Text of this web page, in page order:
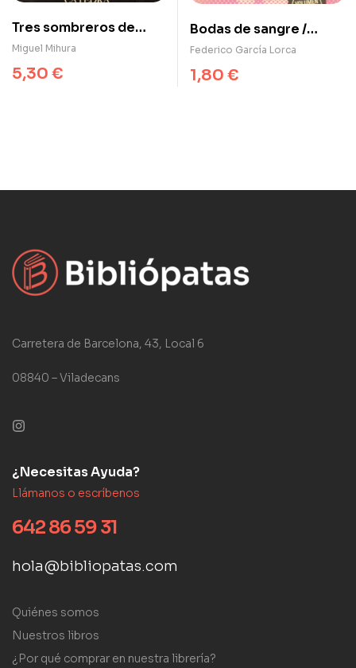
Tres sombreros de
copa
Miguel Mihura
5,30 €
Bodas de sangre /
Yerma
Federico García Lorca
1,80 €
Carretera de Barcelona, 43, Local 6
08840 – Viladecans
¿Necesitas Ayuda?
Llámanos o escríbenos
642 86 59 31
hola@bibliopatas.com
Quiénes somos
Nuestros libros
¿Por qué comprar en nuestra librería?